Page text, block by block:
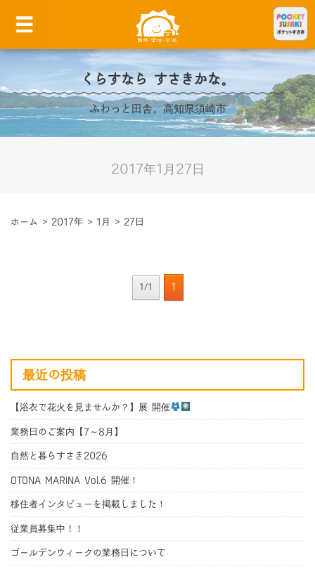
くらすなら すさきかな。
ふわっと田舎。高知県須崎市
2017年1月27日
ホーム > 2017年 > 1月 > 27日
1/1 1
最近の投稿
【浴衣で花火を見ませんか？】展 開催
業務日のご案内【7～8月】
自然と暮らすさき2026
OTONA MARINA Vol.6 開催！
移住者インタビューを掲載しました！
従業員募集中！！
ゴールデンウィークの業務日について